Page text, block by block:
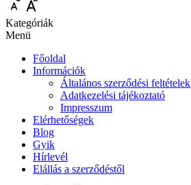
Kategóriák
Menü
Főoldal
Információk
Általános szerződési feltételek
Adatkezelési tájékoztató
Impresszum
Elérhetőségek
Blog
Gyik
Hírlevél
Elállás a szerződéstől